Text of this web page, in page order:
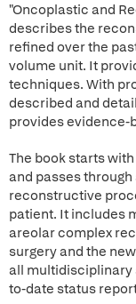
"Oncoplastic and
describes the
refined over the
volume unit. It
techniques. With
described and
provides evidence-
The book starts
and passes
reconstructive
patient. It includes
areolar complex
surgery and the
all multidisciplinary
to-date status